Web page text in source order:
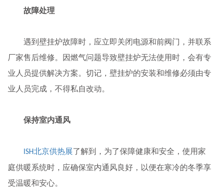
故障处理
遇到壁挂炉故障时，应立即关闭电源和前阀门，并联系
厂家售后维修。因燃气问题导致壁挂炉无法使用时，会有专
业人员提供解决方案。切记，壁挂炉的安装和维修必须由专
业人员完成，不得私自改动。
保持室内通风
ISH北京供热展了解到，为了保障健康和安全，使用家
庭供暖系统时，应确保室内通风良好，以便在寒冷的冬季享
受温暖和安心。